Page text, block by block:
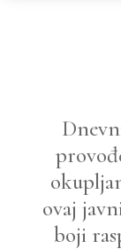
ovaj
boji